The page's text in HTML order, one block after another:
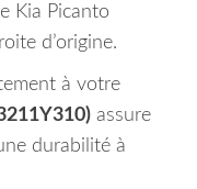
Kia Picanto
d’origine.
à votre
assure
durabilité à